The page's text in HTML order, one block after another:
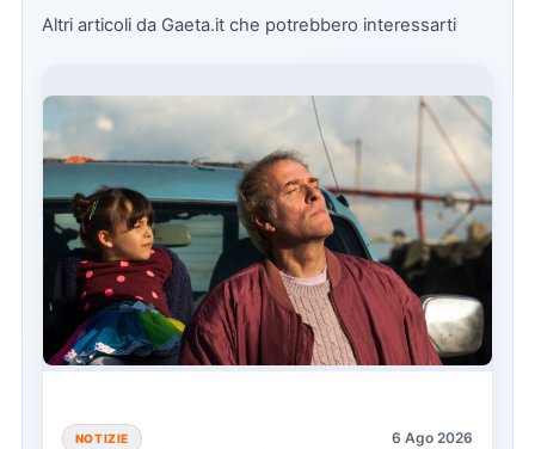
Altri articoli da Gaeta.it che potrebbero interessarti
NOTIZIE 6 Ago 2026